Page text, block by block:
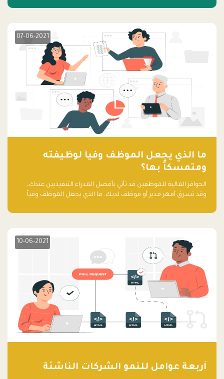
07-06-2021
ما الذي يجعل الموظف وفياً لوظيفته
ومتمسكاً بها؟
الحوافز المالية للموظفين قد تأتي بأفضل المدراء التنفيذيين عندك،
وقد تسرق أمهر مدير أو موظف لديك. ما الذي يجعل الموظف وفياً
10-06-2021
آربعة عوامل للنمو الشركات الناشئة